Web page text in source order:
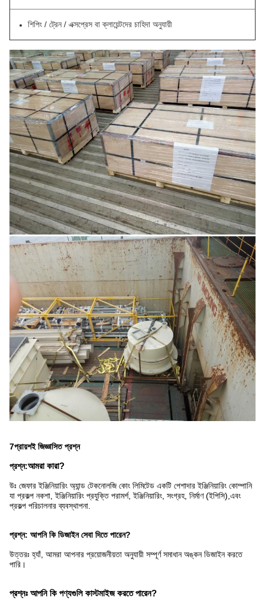
শিপিং / ট্রেন / এক্সপ্রেস বা ক্লায়েন্টদের চাহিদা অনুযায়ী
7প্রায়শই জিজ্ঞাসিত প্রশ্ন
প্রশ্ন:আমরা কারা?
উঃ জেফার ইঞ্জিনিয়ারিং অ্যান্ড টেকনোলজি কোং লিমিটেড একটি পেশাদার ইঞ্জিনিয়ারিং কোম্পানি
যা প্রকল্প নকশা, ইঞ্জিনিয়ারিং প্রযুক্তি পরামর্শ, ইঞ্জিনিয়ারিং, সংগ্রহ, নির্মাণ (ইপিসি),এবং
প্রকল্প পরিচালনার ব্যবস্থাপনা.
প্রশ্ন: আপনি কি ডিজাইন সেবা দিতে পারেন?
উত্তরঃ হ্যাঁ, আমরা আপনার প্রয়োজনীয়তা অনুযায়ী সম্পূর্ণ সমাধান অঙ্কন ডিজাইন করতে
পারি।
প্রশ্নঃ আপনি কি পণ্যগুলি কাস্টমাইজ করতে পারেন?